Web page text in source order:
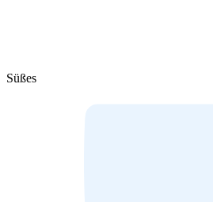
Süßes